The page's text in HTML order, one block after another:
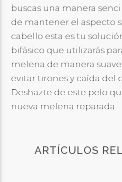
buscas una manera
de mantener el aspecto
cabello esta es tu
bifásico que utilizarás
melena de manera
evitar tirones y caída del
Deshazte de este pelo
nueva melena reparada.
ARTÍCULOS